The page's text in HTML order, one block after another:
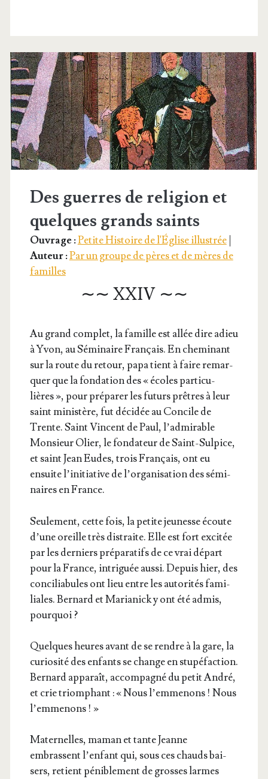
de Sales
Des guerres de religion et
quelques grands saints
Ouvrage :Petite Histoire de l'Église illustrée|
Auteur :Par un groupe de pères et de mères de
familles
∼∼ XXIV ∼∼
Au grand com­plet, la famille est allée dire adieu
à Yvon, au Sémi­naire Fran­çais. En che­mi­nant
sur la route du retour, papa tient à faire remar­
quer que la fon­da­tion des « écoles par­ti­cu­
lières », pour pré­pa­rer les futurs prêtres à leur
saint minis­tère, fut déci­dée au Concile de
Trente. Saint Vincent de Paul, l’ad­mi­rable
Mon­sieur Olier, le fon­da­teur de Saint-Sul­pice,
et saint Jean Eudes, trois Fran­çais, ont eu
ensuite l’i­ni­tia­tive de l’or­ga­ni­sa­tion des sémi­
naires en France.
Seule­ment, cette fois, la petite jeu­nesse écoute
d’une oreille très dis­traite. Elle est fort exci­tée
par les der­niers pré­pa­ra­tifs de ce vrai départ
pour la France, intri­guée aus­si. Depuis hier, des
conci­lia­bules ont lieu entre les auto­ri­tés fami­
liales. Ber­nard et Maria­nick y ont été admis,
pourquoi ?
Quelques heures avant de se rendre à la gare, la
curio­si­té des enfants se change en stu­pé­fac­tion.
Ber­nard appa­raît, accom­pa­gné du petit André,
et crie triom­phant : « Nous l’emmenons ! Nous
l’emmenons ! »
Mater­nelles, maman et tante Jeanne
embrassent l’en­fant qui, sous ces chauds bai­
sers, retient péni­ble­ment de grosses larmes